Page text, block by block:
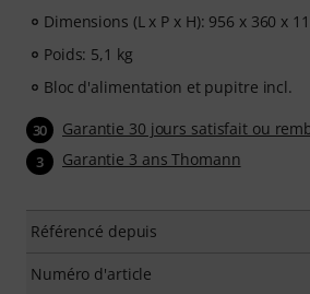
Dimensions (L x P x H): 956 x 360 x
Poids: 5,1 kg
Bloc d'alimentation et pupitre incl.
30 Garantie 30 jours satisfait ou
3 Garantie 3 ans Thomann
Référencé depuis
Numéro d'article